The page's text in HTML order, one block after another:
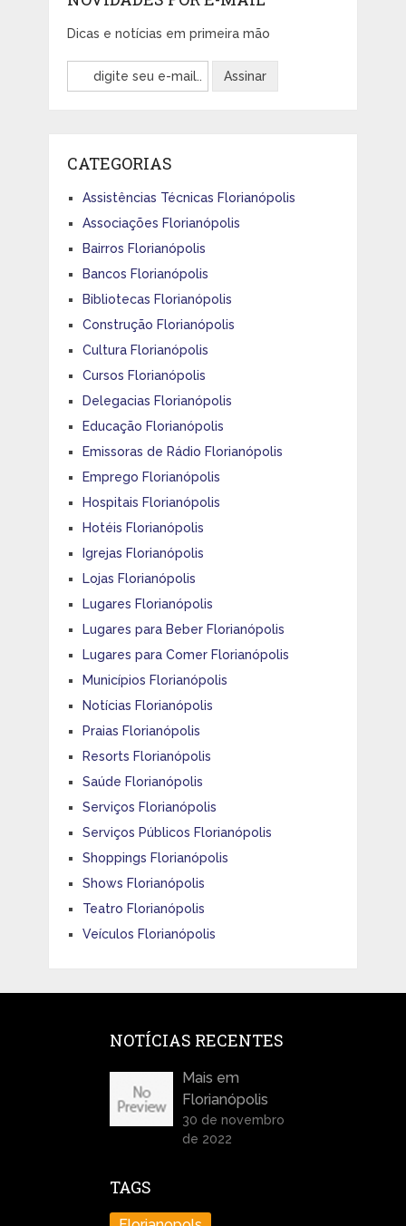
Dicas e notícias em primeira mão
CATEGORIAS
Assistências Técnicas Florianópolis
Associações Florianópolis
Bairros Florianópolis
Bancos Florianópolis
Bibliotecas Florianópolis
Construção Florianópolis
Cultura Florianópolis
Cursos Florianópolis
Delegacias Florianópolis
Educação Florianópolis
Emissoras de Rádio Florianópolis
Emprego Florianópolis
Hospitais Florianópolis
Hotéis Florianópolis
Igrejas Florianópolis
Lojas Florianópolis
Lugares Florianópolis
Lugares para Beber Florianópolis
Lugares para Comer Florianópolis
Municípios Florianópolis
Notícias Florianópolis
Praias Florianópolis
Resorts Florianópolis
Saúde Florianópolis
Serviços Florianópolis
Serviços Públicos Florianópolis
Shoppings Florianópolis
Shows Florianópolis
Teatro Florianópolis
Veículos Florianópolis
NOTÍCIAS RECENTES
Mais em
Florianópolis
30 de novembro
de 2022
TAGS